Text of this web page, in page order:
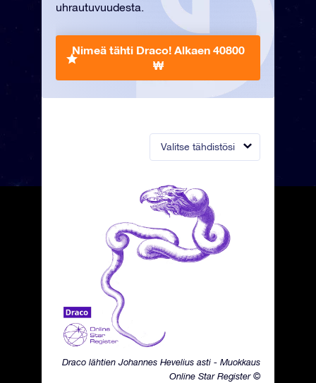
Valitse tähdistösi
Draco lähtien Johannes Hevelius asti - Muokkaus
Online Star Register ©
uhrautuvuudesta.
Nimeä tähti Draco! Alkaen 40800
₩